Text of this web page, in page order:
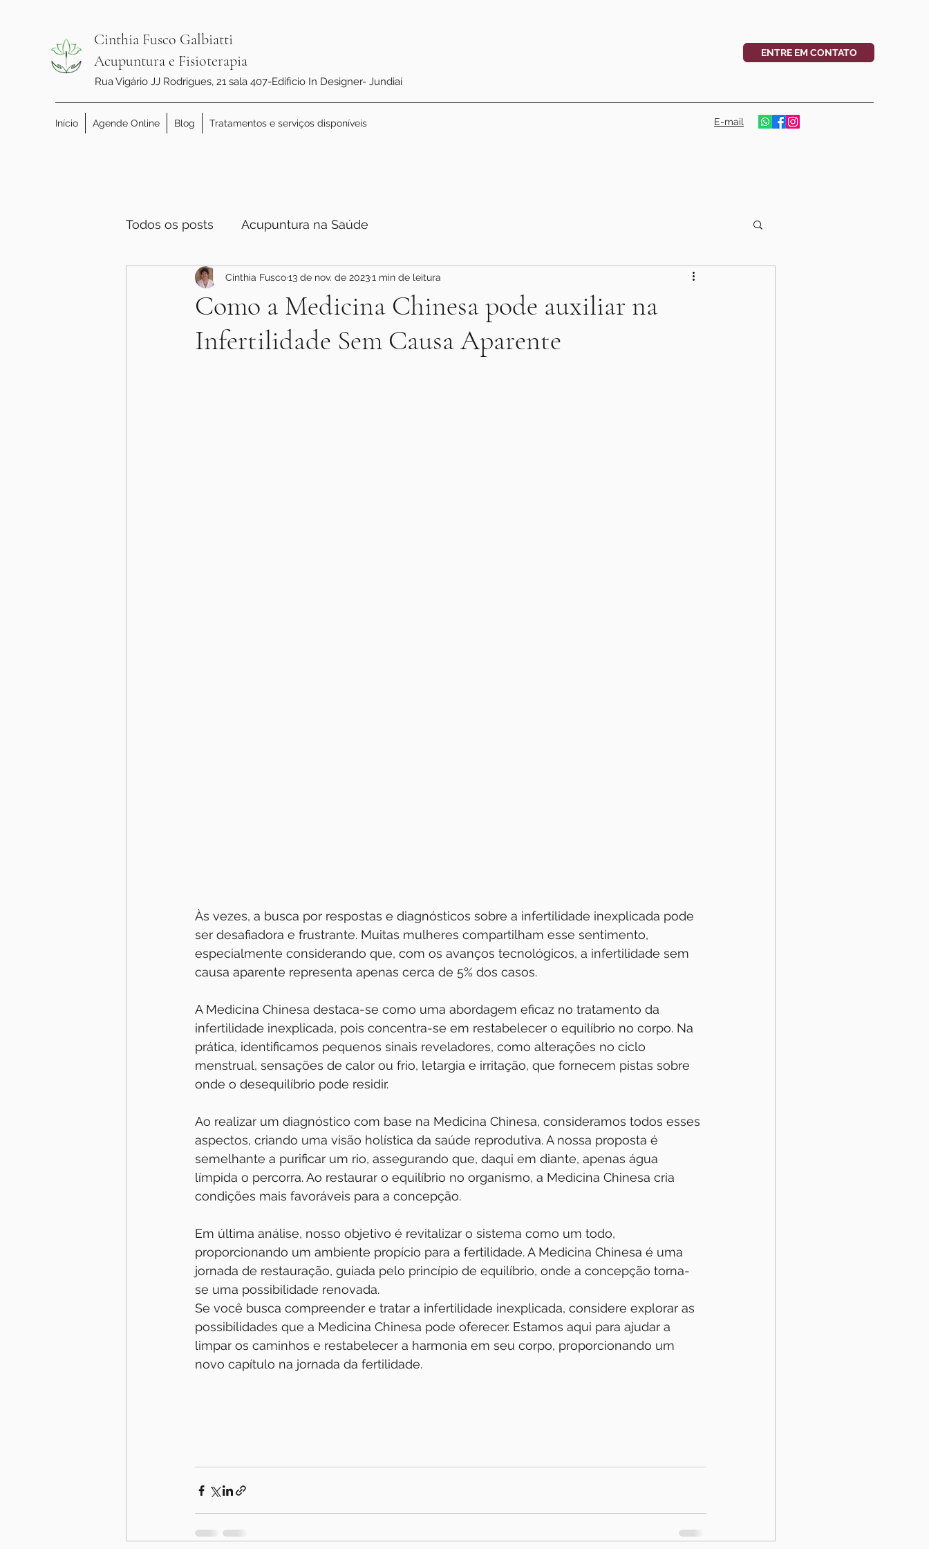
Cinthia Fusco Galbiatti
Acupuntura e Fisioterapia
Rua Vigário JJ Rodrigues, 21 sala 407-Edificio In Designer- Jundiaí
ENTRE EM CONTATO
Início Agende Online Blog Tratamentos e serviços disponíveis E-mail
Todos os posts Acupuntura na Saúde
Como a Medicina Chinesa pode auxiliar na
Infertilidade Sem Causa Aparente
Cinthia Fusco13 de nov. de 20231 min de leitura
Às vezes, a busca por respostas e diagnósticos sobre a infertilidade inexplicada pode
ser desafiadora e frustrante. Muitas mulheres compartilham esse sentimento,
especialmente considerando que, com os avanços tecnológicos, a infertilidade sem
causa aparente representa apenas cerca de 5% dos casos.
A Medicina Chinesa destaca-se como uma abordagem eficaz no tratamento da
infertilidade inexplicada, pois concentra-se em restabelecer o equilíbrio no corpo. Na
prática, identificamos pequenos sinais reveladores, como alterações no ciclo
menstrual, sensações de calor ou frio, letargia e irritação, que fornecem pistas sobre
onde o desequilíbrio pode residir.
Ao realizar um diagnóstico com base na Medicina Chinesa, consideramos todos esses
aspectos, criando uma visão holística da saúde reprodutiva. A nossa proposta é
semelhante a purificar um rio, assegurando que, daqui em diante, apenas água
límpida o percorra. Ao restaurar o equilíbrio no organismo, a Medicina Chinesa cria
condições mais favoráveis para a concepção.
Em última análise, nosso objetivo é revitalizar o sistema como um todo,
proporcionando um ambiente propício para a fertilidade. A Medicina Chinesa é uma
jornada de restauração, guiada pelo princípio de equilíbrio, onde a concepção torna-
se uma possibilidade renovada.
Se você busca compreender e tratar a infertilidade inexplicada, considere explorar as
possibilidades que a Medicina Chinesa pode oferecer. Estamos aqui para ajudar a
limpar os caminhos e restabelecer a harmonia em seu corpo, proporcionando um
novo capítulo na jornada da fertilidade.